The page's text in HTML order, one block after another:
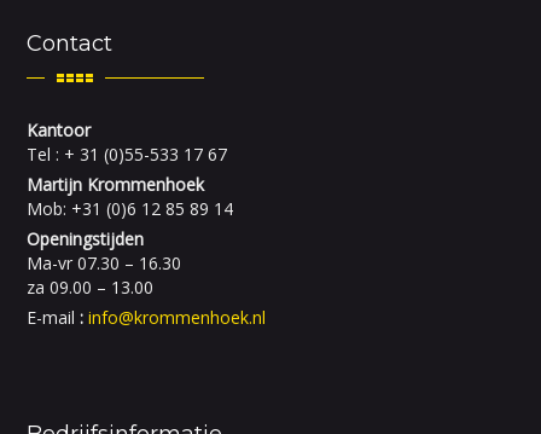
Contact
Kantoor
Tel : + 31 (0)55-533 17 67
Martijn Krommenhoek
Mob: +31 (0)6 12 85 89 14
Openingstijden
Ma-vr 07.30 – 16.30
za 09.00 – 13.00
E-mail :info@krommenhoek.nl